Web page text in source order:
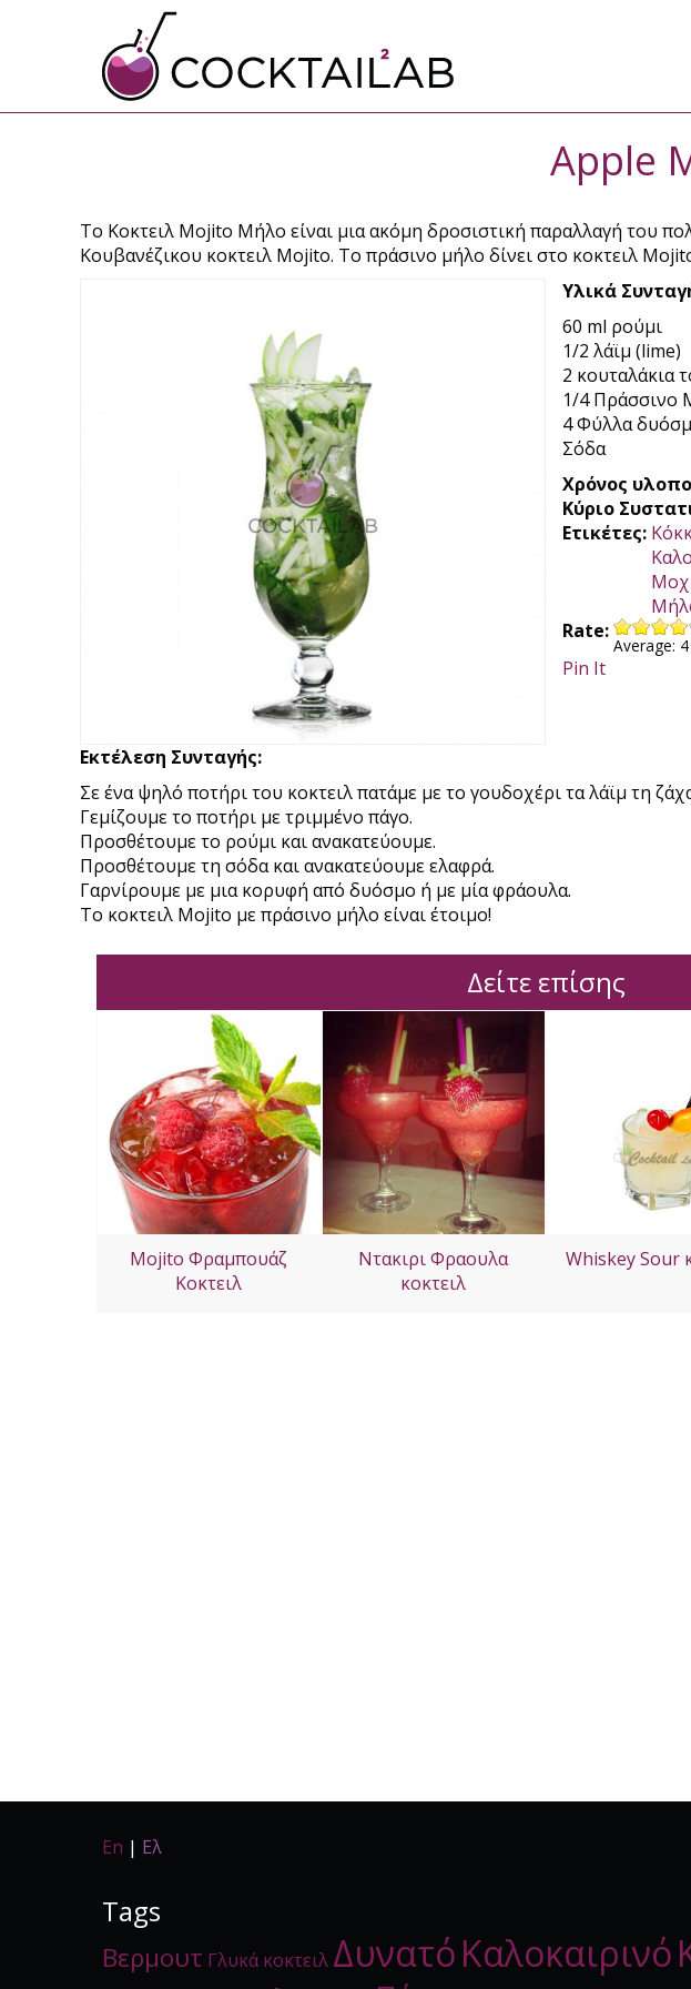
Apple
Το Κοκτειλ Mojito Μήλο είναι μια ακόμη δροσιστική παραλλαγή του
Κουβανέζικου κοκτειλ Mojito. Το πράσινο μήλο δίνει στο κοκτειλ
Υλικά
60 ml ρούμι
1/2 λάϊμ (lime)
2 κουταλάκια
1/4 Πράσσινο
4 Φύλλα
Σόδα
Χρόνος
Κύριο
Ετικέτες:
Rate:
Average: 4
Pin It
Εκτέλεση Συνταγής:
Σε ένα ψηλό ποτήρι του κοκτειλ πατάμε με το γουδοχέρι τα λάϊμ τη
Γεμίζουμε το ποτήρι με τριμμένο πάγο.
Προσθέτουμε το ρούμι και ανακατεύουμε.
Προσθέτουμε τη σόδα και ανακατεύουμε ελαφρά.
Γαρνίρουμε με μια κορυφή από δυόσμο ή με μία φράουλα.
To κοκτειλ Mojito με πράσινο μήλο είναι έτοιμο!
Δείτε επίσης
Mojito Φραμπουάζ
Κοκτειλ
Ντακιρι Φραουλα
κοκτειλ
Whiskey Sour
En | Ελ
Tags
Βερμουτ Γλυκά κοκτειλ ΔυνατόΚαλοκαιρινό